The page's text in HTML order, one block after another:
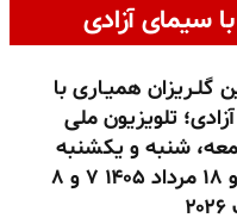
سیمای آزادی
گلـریزان همیـاری با
تلویزیون ملی
شنبه و یکشنبه
۱۶ ، ۱۷ و ۱۸ مرداد ۱۴۰۵ ۷ و ۸